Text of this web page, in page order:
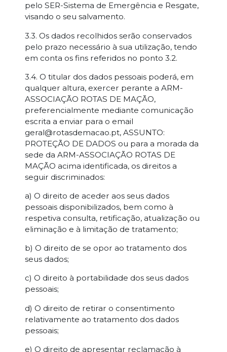
pelo SER-Sistema de Emergência e Resgate,
visando o seu salvamento.
3.3. Os dados recolhidos serão conservados
pelo prazo necessário à sua utilização, tendo
em conta os fins referidos no ponto 3.2.
3.4. O titular dos dados pessoais poderá, em
qualquer altura, exercer perante a ARM-
ASSOCIAÇÃO ROTAS DE MAÇÃO,
preferencialmente mediante comunicação
escrita a enviar para o email
geral@rotasdemacao.pt, ASSUNTO:
PROTEÇÃO DE DADOS ou para a morada da
sede da ARM-ASSOCIAÇÃO ROTAS DE
MAÇÃO acima identificada, os direitos a
seguir discriminados:
a) O direito de aceder aos seus dados
pessoais disponibilizados, bem como à
respetiva consulta, retificação, atualização ou
eliminação e à limitação de tratamento;
b) O direito de se opor ao tratamento dos
seus dados;
c) O direito à portabilidade dos seus dados
pessoais;
d) O direito de retirar o consentimento
relativamente ao tratamento dos dados
pessoais;
e) O direito de apresentar reclamação à